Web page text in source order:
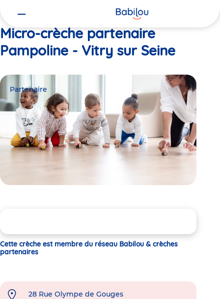
Micro-crèche partenaire
Pampoline - Vitry sur Seine
Partenaire
Cette crèche est membre du réseau Babilou & crèches
partenaires
28 Rue Olympe de Gouges